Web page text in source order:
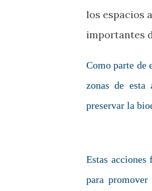
los espacios
importantes
Como parte de
zonas de esta
preservar la
Estas
para